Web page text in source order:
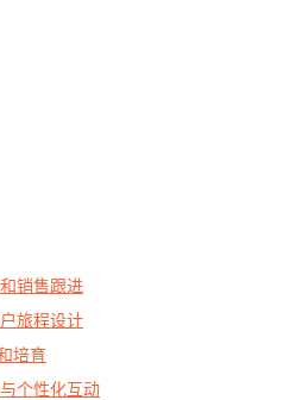
销售跟进
旅程设计
培育
个性化互动